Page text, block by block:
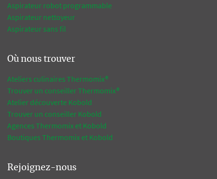
Aspirateur robot programmable
Aspirateur nettoyeur
Aspirateur sans fil
Où nous trouver
Ateliers culinaires Thermomix®
Trouver un conseiller Thermomix®
Atelier découverte Kobold
Trouver un conseiller Kobold
Agences Thermomix et Kobold
Boutiques Thermomix et Kobold
Rejoignez-nous